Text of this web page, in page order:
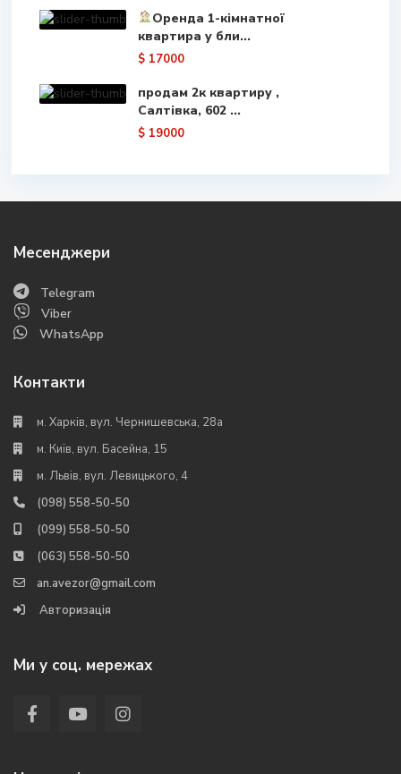
Оренда 1-кімнатної
квартира у бли...
$ 17000
продам 2к квартиру ,
Салтівка, 602 ...
$ 19000
Месенджери
Telegram
Viber
WhatsApp
Контакти
м. Харків, вул. Чернишевська, 28а
м. Київ, вул. Басейна, 15
м. Львів, вул. Левицького, 4
(098) 558-50-50
(099) 558-50-50
(063) 558-50-50
an.avezor@gmail.com
Авторизація
Ми у соц. мережах